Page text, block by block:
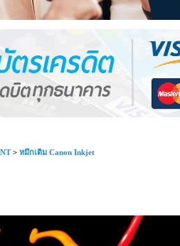
>หมึกเติม Canon Inkjet